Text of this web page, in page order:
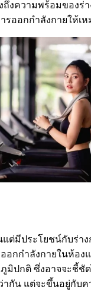
ถึงความพร้อมของร่
รออกกำลังกายให้เ
แต่มีประโยชน์กับร่า
ออกกำลังกายในห้อง
มิปกติ ซึ่งอาจจะชี้ชั
ากัน แต่จะขึ้นอยู่กับ